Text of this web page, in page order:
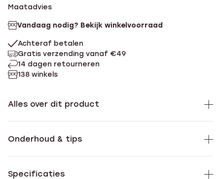
Maatadvies
Vandaag nodig? Bekijk winkelvoorraad
Achteraf betalen
Gratis verzending vanaf €49
14 dagen retourneren
138 winkels
Alles over dit product
Onderhoud & tips
Specificaties